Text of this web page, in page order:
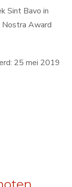
Sint Bavo in
Nostra Award
25 mei 2019